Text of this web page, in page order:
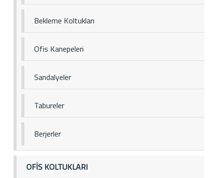
Bekleme Koltukları
Ofis Kanepeleri
Sandalyeler
Tabureler
Berjerler
OFİS KOLTUKLARI